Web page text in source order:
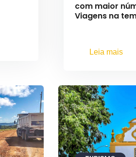
com maior
Viagens na
Leia mais